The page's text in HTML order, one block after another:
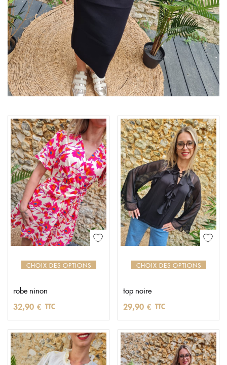
CHOIX DES OPTIONS
robe ninon
32,90 € TTC
CHOIX DES OPTIONS
top noire
29,90 € TTC